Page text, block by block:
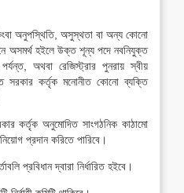
অনুপস্থিতি, অসুস্থতা বা অন্য কোনো
অসমর্থ হইলে উক্ত শূন্য পদে নবনিযুক্ত
অথবা রেজিস্ট্রার পুনরায় স্বীয়
সরকার কর্তৃক মনোনীত কোনো ব্যক্তি
কর্তৃক অনুমোদিত সাংগঠনিক কাঠামো
প্রদান করিতে পারিবে।
প্রবিধান দ্বারা নির্ধারিত হইবে।